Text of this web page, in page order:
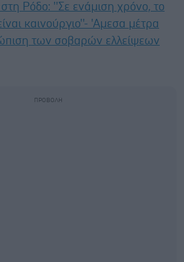
Ρόδο: ''Σε ενάμιση χρόνο, το
καινούργιο''- 'Αμεσα μέτρα
των σοβαρών ελλείψεων